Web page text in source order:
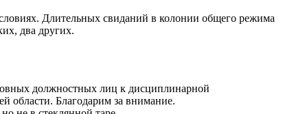
Длительных свиданий в колонии общего режима
два других.
должностных лиц к дисциплинарной
области. Благодарим за внимание.